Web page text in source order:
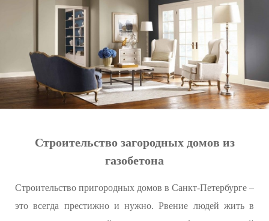
Строительство загородных домов из
газобетона
Строительство пригородных домов в Санкт-Петербурге –
это всегда престижно и нужно. Рвение людей жить в